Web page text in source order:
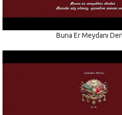
Buna Er Meydanı